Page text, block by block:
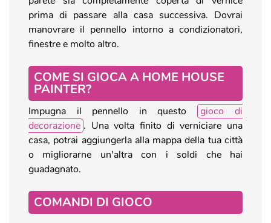
prima di passare alla casa successiva. Dovrai
manovrare il pennello intorno a condizionatori,
finestre e molto altro.
COME SI GIOCA A HOME HOUSE
PAINTER?
Impugna il pennello in questo
gioco di
decorazione . Una volta finito di verniciare una
casa, potrai aggiungerla alla mappa della tua città
o migliorarne un'altra con i soldi che hai
guadagnato.
COMANDI DI GIOCO